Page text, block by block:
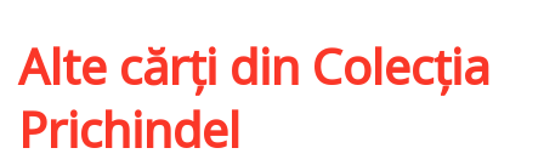
Alte cărți din Colecția
Prichindel